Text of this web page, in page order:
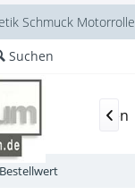
Schmuck
Suchen
Australien
